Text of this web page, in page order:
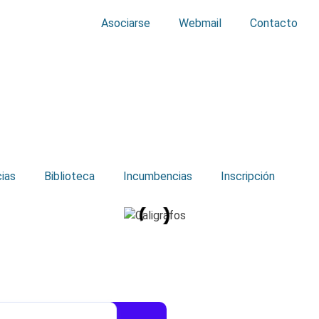
Asociarse Webmail Contacto
Biblioteca Incumbencias Inscripción